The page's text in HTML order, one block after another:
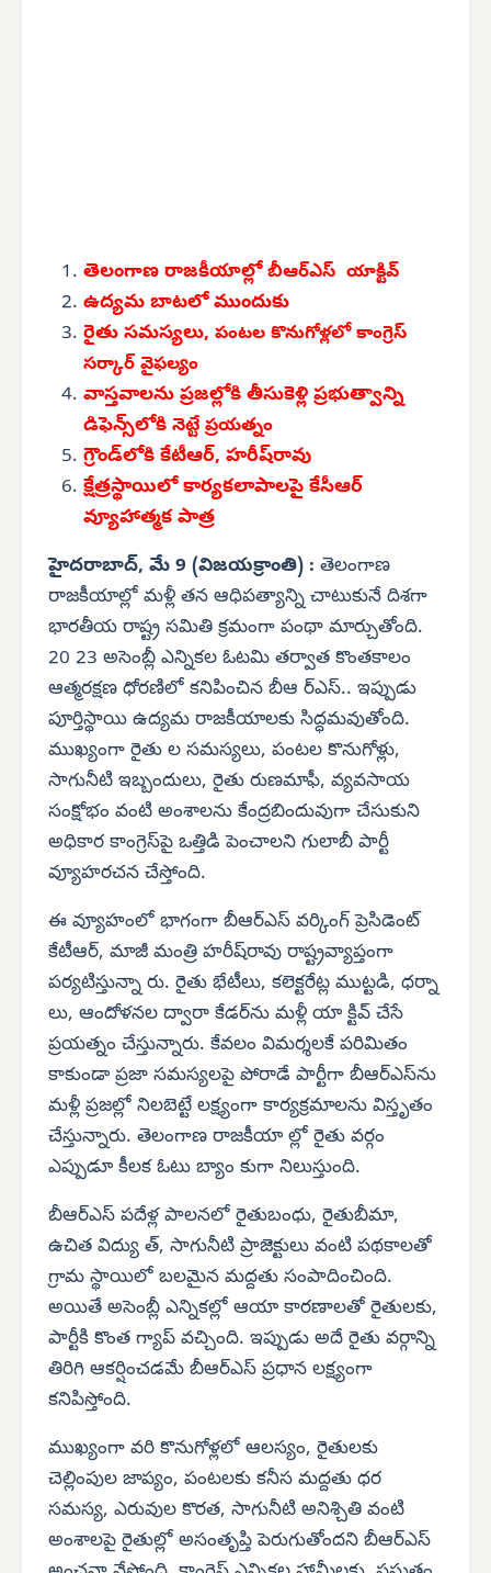
తెలంగాణ రాజకీయాల్లోబీఆర్‌ఎస్ యాక్టివ్
ఉద్యమ బాటలో ముందుకు
రైతు సమస్యలు, పంటల కొనుగోళ్లలోకాంగ్రెస్
సర్కార్ వైఫల్యం
వాస్తవాలను ప్రజల్లోకి తీసుకెళ్లి ప్రభుత్వాన్ని
డిఫెన్స్‌లోకి నెట్టే ప్రయత్నం
గ్రౌండ్‌లోకి కేటీఆర్, హరీష్‌రావు
క్షేత్రస్థాయిలో కార్యకలాపాలపై కేసీఆర్
వ్యూహాత్మక పాత్ర
హైదరాబాద్, మే 9 (విజయక్రాంతి) : తెలంగాణ
రాజకీయాల్లో మళ్లీ తన ఆధిపత్యాన్ని చాటుకునే దిశగా
భారతీయ రాష్ట్ర సమితి క్రమంగా పంథా మార్చుతోంది.
20 23 అసెంబ్లీ ఎన్నికల ఓటమి తర్వాత కొంతకాలం
ఆత్మరక్షణ ధోరణిలో కనిపించిన బీఆ ర్‌ఎస్.. ఇప్పుడు
పూర్తిస్థాయి ఉద్యమ రాజకీయాలకు సిద్ధమవుతోంది.
ముఖ్యంగా రైతు ల సమస్యలు, పంటల కొనుగోళ్లు,
సాగునీటి ఇబ్బందులు, రైతు రుణమాఫీ, వ్యవసాయ
సంక్షోభం వంటి అంశాలను కేంద్రబిందువుగా చేసుకుని
అధికార కాంగ్రెస్‌పై ఒత్తిడి పెంచాలని గులాబీ పార్టీ
వ్యూహరచన చేస్తోంది.
ఈ వ్యూహంలో భాగంగా బీఆర్‌ఎస్ వర్కింగ్ ప్రెసిడెంట్
కేటీఆర్, మాజీ మంత్రి హరీష్‌రావు రాష్ట్రవ్యాప్తంగా
పర్యటిస్తున్నా రు. రైతు భేటీలు, కలెక్టరేట్ల ముట్టడి, ధర్నా
లు, ఆందోళనల ద్వారా కేడర్‌ను మళ్లీ యా క్టివ్ చేసే
ప్రయత్నం చేస్తున్నారు. కేవలం విమర్శలకే పరిమితం
కాకుండా ప్రజా సమస్యలపై పోరాడే పార్టీగా బీఆర్‌ఎస్‌ను
మళ్లీ ప్రజల్లో నిలబెట్టే లక్ష్యంగా కార్యక్రమాలను విస్తృతం
చేస్తున్నారు. తెలంగాణ రాజకీయా ల్లో రైతు వర్గం
ఎప్పుడూ కీలక ఓటు బ్యాం కుగా నిలుస్తుంది.
బీఆర్‌ఎస్ పదేళ్ల పాలనలో రైతుబంధు, రైతుబీమా,
ఉచిత విద్యు త్, సాగునీటి ప్రాజెక్టులు వంటి పథకాలతో
గ్రామ స్థాయిలో బలమైన మద్దతు సంపాదించింది.
అయితే అసెంబ్లీ ఎన్నికల్లో ఆయా కారణాలతో రైతులకు,
పార్టీకి కొంత గ్యాప్ వచ్చింది. ఇప్పుడు అదే రైతు వర్గాన్ని
తిరిగి ఆకర్షించడమే బీఆర్‌ఎస్ ప్రధాన లక్ష్యంగా
కనిపిస్తోంది.
ముఖ్యంగా వరి కొనుగోళ్లలో ఆలస్యం, రైతులకు
చెల్లింపుల జాప్యం, పంటలకు కనీస మద్దతు ధర
సమస్య, ఎరువుల కొరత, సాగునీటి అనిశ్చితి వంటి
అంశాలపై రైతుల్లో అసంతృప్తి పెరుగుతోందని బీఆర్‌ఎస్